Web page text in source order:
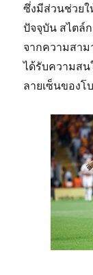
ซึ่งมีส่วนช่วยใ
ปัจจุบัน สไตล์
จากความสาม
ได้รับความสน
ลายเซ็นของโ